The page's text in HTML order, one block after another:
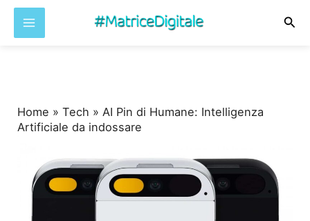
Home »Tech »AI Pin di Humane: Intelligenza
Artificiale da indossare